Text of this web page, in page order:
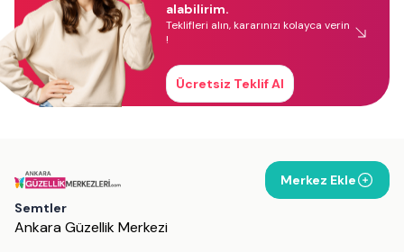
alabilirim.
Teklifleri alın, kararınızı kolayca verin
!
Ücretsiz Teklif Al
Merkez Ekle
Semtler
Ankara Güzellik Merkezi